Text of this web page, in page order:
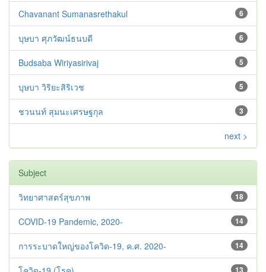
6
Chavanant Sumanasrethakul
6
บุษบา ศุภวัฒน์ธนบดี
5
Budsaba Wiriyasirivaj
5
บุษบา วิริยะสิริเวช
3
ชวนนท์ สุมนะเศรษฐกุล
next >
Subject
18
วิทยาศาสตร์สุขภาพ
14
COVID-19 Pandemic, 2020-
14
การระบาดใหญ่ของโควิด-19, ค.ศ. 2020-
13